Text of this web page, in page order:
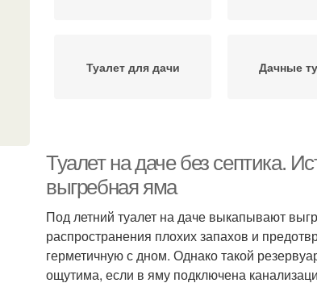
Туалет для дачи Дачные
Садовый туалет
Туалет с
Туалет на даче без септика.
выгребная яма
Под летний туалет на даче выкапывают
распространения плохих запахов и
герметичную с дном. Однако такой
ощутима, если в яму подключена